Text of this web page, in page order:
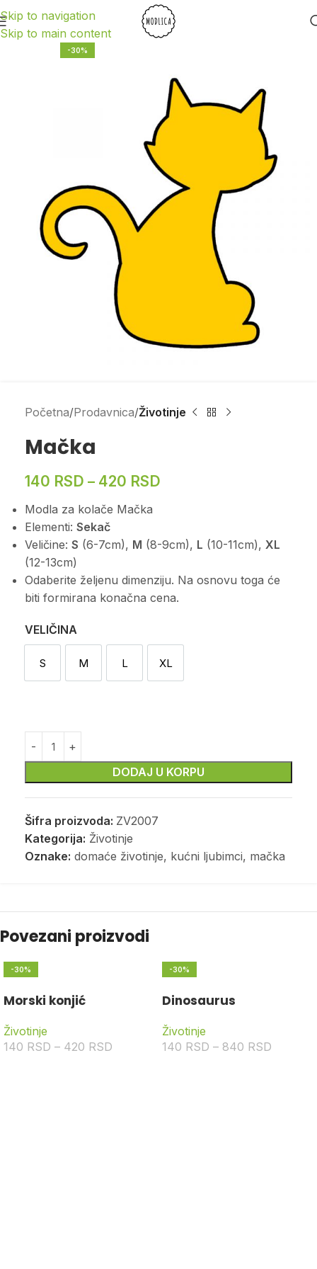
Skip to navigation
Skip to main content
-30%
Početna Prodavnica Životinje
Mačka
140 RSD – 420 RSD
Modla za kolače Mačka
Elementi: Sekač
Veličine: S (6-7cm), M (8-9cm), L (10-11cm), XL
(12-13cm)
Odaberite željenu dimenziju. Na osnovu toga će
biti formirana konačna cena.
VELIČINA
S
S M
M L
L XL
XL
DODAJ U KORPU
Šifra proizvoda: ZV2007
Kategorija: Životinje
Oznake: domaće životinje, kućni ljubimci, mačka
Povezani proizvodi
-30%
Morski konjić
Životinje
140 RSD – 420 RSD
-30%
Dinosaurus
Životinje
140 RSD – 840 RSD